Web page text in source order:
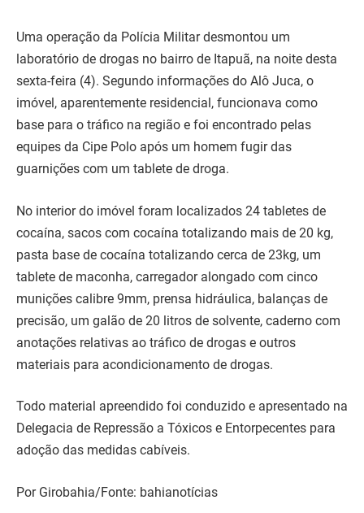
Uma operação da Polícia Militar desmontou um
laboratório de drogas no bairro de Itapuã, na noite desta
sexta-feira (4). Segundo informações do Alô Juca, o
imóvel, aparentemente residencial, funcionava como
base para o tráfico na região e foi encontrado pelas
equipes da Cipe Polo após um homem fugir das
guarnições com um tablete de droga.
No interior do imóvel foram localizados 24 tabletes de
cocaína, sacos com cocaína totalizando mais de 20 kg,
pasta base de cocaína totalizando cerca de 23kg, um
tablete de maconha, carregador alongado com cinco
munições calibre 9mm, prensa hidráulica, balanças de
precisão, um galão de 20 litros de solvente, caderno com
anotações relativas ao tráfico de drogas e outros
materiais para acondicionamento de drogas.
Todo material apreendido foi conduzido e apresentado na
Delegacia de Repressão a Tóxicos e Entorpecentes para
adoção das medidas cabíveis.
Por Girobahia/Fonte: bahianotícias